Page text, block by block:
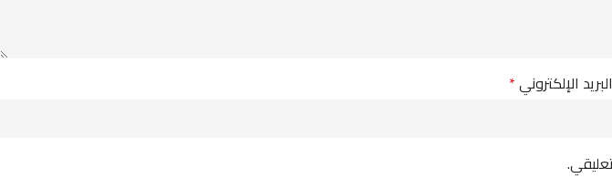
البريد الإلكتروني*